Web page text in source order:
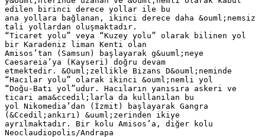
edilen birinci derece yollar ile bu
ana yollara bağlanan, ikinci derece daha &ouml;nemsiz
tali yollardan oluşmaktadır.
“Ticaret yolu” veya “Kuzey yolu” olarak bilinen yol
bir Karadeniz liman Kenti olan
Amisos’tan (Samsun) başlayarak g&uuml;neye
Caesareia’ya (Kayseri) doğru devam
etmektedir. &Ouml;zellikle Bizans D&ouml;neminde
“Hacılar yolu” olarak ikinci &ouml;nemli yol
“Doğu-Batı yol”udur. Hacıların yanısıra askeri ve
ticari ama&ccedil;larla da kullanılan bu
yol Nikomedia’dan (İzmit) başlayarak Gangra
(&Ccedil;ankırı) &uuml;zerinden ikiye
ayrılmaktadır. Bir kolu Amisos’a, diğer kolu
Neoclaudiopolis/Andrapa